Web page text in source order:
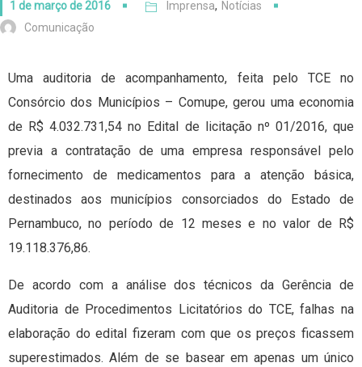
1 de março de 2016 Imprensa, Notícias
Comunicação
Uma auditoria de acompanhamento, feita pelo TCE no
Consórcio dos Municípios – Comupe, gerou uma economia
de R$ 4.032.731,54 no Edital de licitação nº 01/2016, que
previa a contratação de uma empresa responsável pelo
fornecimento de medicamentos para a atenção básica,
destinados aos municípios consorciados do Estado de
Pernambuco, no período de 12 meses e no valor de R$
19.118.376,86.
De acordo com a análise dos técnicos da Gerência de
Auditoria de Procedimentos Licitatórios do TCE, falhas na
elaboração do edital fizeram com que os preços ficassem
superestimados. Além de se basear em apenas um único